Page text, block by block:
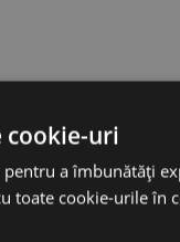
cookie-uri
a îmbunătăți
toate cookie-urile în